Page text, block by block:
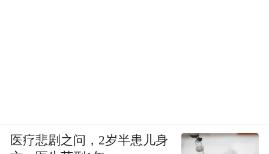
医疗悲剧之问，2岁半患儿身